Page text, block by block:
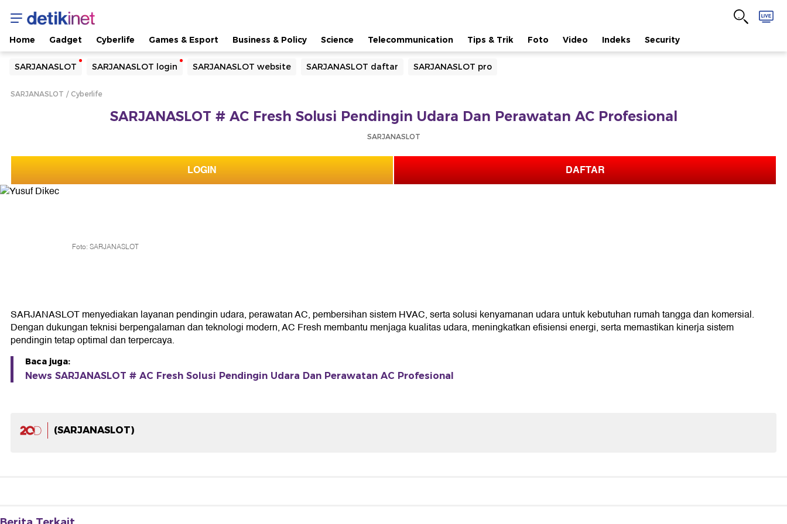
Home Gadget Cyberlife Games & Esport Business & Policy Science Telecommunication Tips & Trik Foto Video Indeks Security
SARJANASLOT SARJANASLOT login SARJANASLOT website SARJANASLOT daftar SARJANASLOT pro
Yang sedang ramai dicari
Loading...
SARJANASLOT Cyberlife
SARJANASLOT # AC Fresh Solusi Pendingin Udara Dan Perawatan AC Profesional
SARJANASLOT
LOGIN DAFTAR
Foto: SARJANASLOT
SARJANASLOT menyediakan layanan pendingin udara, perawatan AC, pembersihan sistem HVAC, serta solusi kenyamanan udara untuk kebutuhan rumah tangga dan komersial.
Dengan dukungan teknisi berpengalaman dan teknologi modern, AC Fresh membantu menjaga kualitas udara, meningkatkan efisiensi energi, serta memastikan kinerja sistem
pendingin tetap optimal dan terpercaya.
Baca juga:
News SARJANASLOT # AC Fresh Solusi Pendingin Udara Dan Perawatan AC Profesional
(SARJANASLOT)